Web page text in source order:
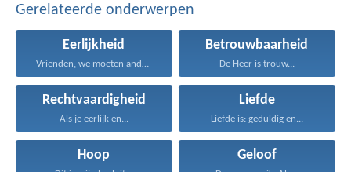
Gerelateerde onderwerpen
Eerlijkheid
Vrienden, we moeten anderen...
Betrouwbaarheid
De Heer is trouw...
Rechtvaardigheid
Als je eerlijk en...
Liefde
Liefde is: geduldig en...
Hoop Geloof